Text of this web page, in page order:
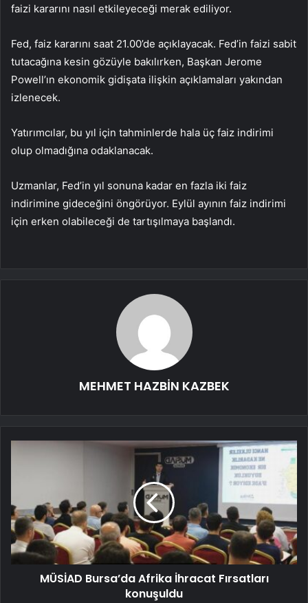
faizi kararını nasıl etkileyeceği merak ediliyor.
Fed, faiz kararını saat 21.00’de açıklayacak. Fed’in faizi sabit
tutacağına kesin gözüyle bakılırken, Başkan Jerome
Powell’ın ekonomik gidişata ilişkin açıklamaları yakından
izlenecek.
Yatırımcılar, bu yıl için tahminlerde hala üç faiz indirimi
olup olmadığına odaklanacak.
Uzmanlar, Fed’in yıl sonuna kadar en fazla iki faiz
indirimine gideceğini öngörüyor. Eylül ayının faiz indirimi
için erken olabileceği de tartışılmaya başlandı.
MEHMET HAZBİN KAZBEK
MÜSİAD Bursa’da Afrika İhracat Fırsatları
konuşuldu